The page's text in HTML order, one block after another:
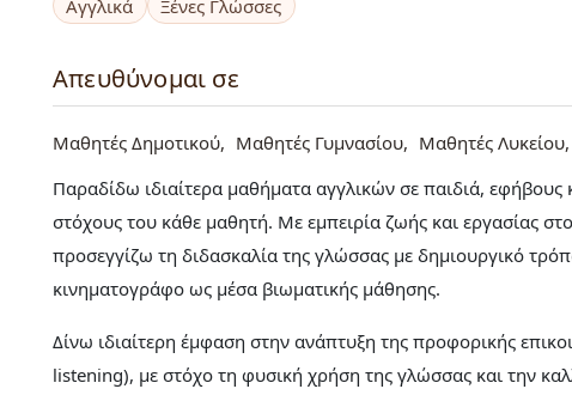
Αγγλικά Ξένες Γλώσσες
Απευθύνομαι σε
Μαθητές Δημοτικού Μαθητές Γυμνασίου Μαθητές Λυκείου
Παραδίδω ιδιαίτερα μαθήματα αγγλικών σε παιδιά, εφήβους
στόχους του κάθε μαθητή. Με εμπειρία ζωής και εργασίας
προσεγγίζω τη διδασκαλία της γλώσσας με δημιουργικό
κινηματογράφο ως μέσα βιωματικής μάθησης.
Δίνω ιδιαίτερη έμφαση στην ανάπτυξη της προφορικής
listening), με στόχο τη φυσική χρήση της γλώσσας και την